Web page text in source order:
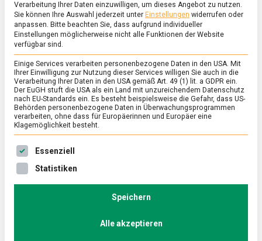
FEATURED/WIRTSCHAFT
Was steckt in der „Mogelpackung“?
Was muss man oft von Mogelpackungen hören und
in einer neuen Variante der Verbraucherzentrale wird
klimaschutzrelevanter Abfallvermeidung gesetzt.
Verarbeitung Ihrer Daten einzuwilligen, um dieses Angebot zu nutzen.
Sie können Ihre Auswahl jederzeit unter Einstellungen widerrufen oder
anpassen. Bitte beachten Sie, dass aufgrund individueller
Einstellungen möglicherweise nicht alle Funktionen der Website
verfügbar sind.
Einige Services verarbeiten personenbezogene Daten in den USA. Mit
Ihrer Einwilligung zur Nutzung dieser Services willigen Sie auch in die
Verarbeitung Ihrer Daten in den USA gemäß Art. 49 (1) lit. a GDPR ein.
Der EuGH stuft die USA als ein Land mit unzureichendem Datenschutz
nach EU-Standards ein. Es besteht beispielsweise die Gefahr, dass US-
Behörden personenbezogene Daten in Überwachungsprogrammen
verarbeiten, ohne dass für Europäerinnen und Europäer eine
Klagemöglichkeit besteht.
Es folgt eine Liste der Service-Gruppen, für die eine
Essenziell
Statistiken
Speichern
Alle akzeptieren